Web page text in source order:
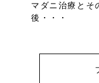
マダニ治療とそ
後・・・